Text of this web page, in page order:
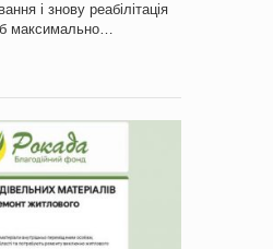
і знову реабілітація
максимально…